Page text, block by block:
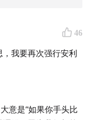
《产品沉思录》
不逢时」的智慧
聊
是一堆知识点，和
记不住
类的知识。有时候
缺少细节。
46
我要再次强行安利
意是“如果你手头比